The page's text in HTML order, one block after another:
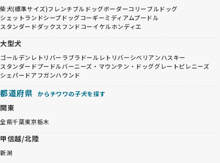
柴犬(標準サイズ)フレンチブルドッグボーダーコリーブルドッグ
シェットランドシープドッグコーギーミディアムプードル
スタンダードダックスフンドコーイケルホンディエ
大型犬
ゴールデンレトリバー ラブラドールレトリバーシベリアンハスキー
スタンダードプードルバーニーズ・マウンテン・ドッググレートピレニーズ
シェパードアフガンハウンド
都道府県 からチワワの子犬を探す
関東
全県千葉東京栃木
甲信越/北陸
新潟